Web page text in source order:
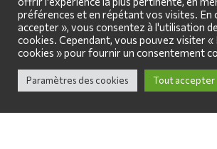
© 2026 GL Biocontrol - Design byOA
préférences et en répétant vos visites. En
accepter », vous consentez à l'utilisation
cookies. Cependant, vous pouvez visiter
cookies » pour fournir un consentement
Paramètres des cookies Tout accepter